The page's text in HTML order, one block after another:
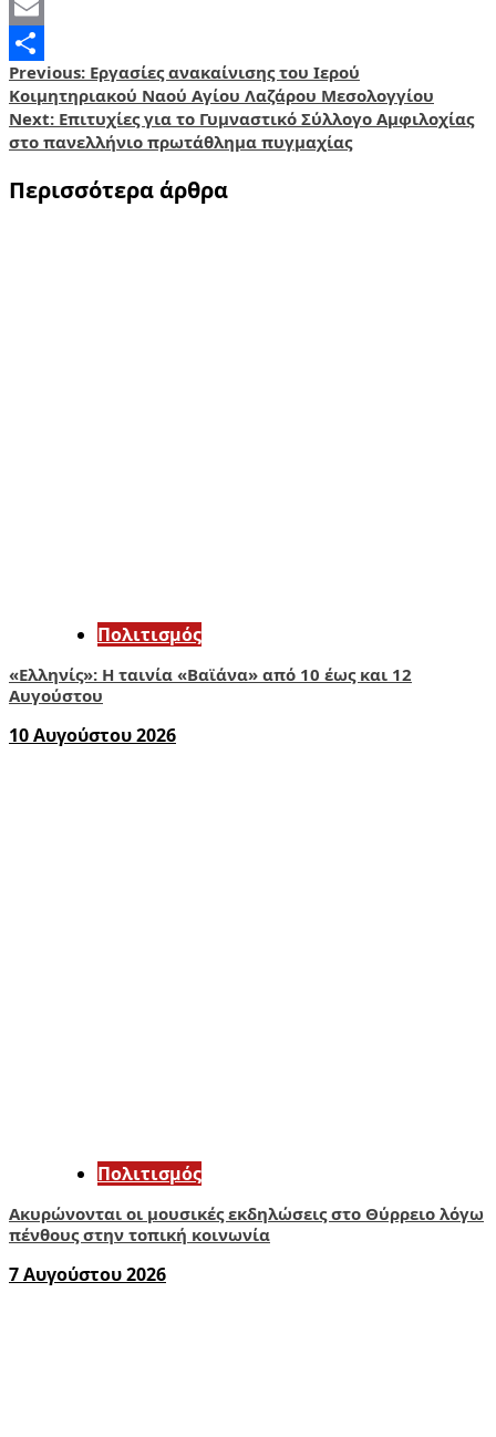
X
Email
Share
Post
navigation
Previous: Εργασίες ανακαίνισης του Ιερού
Κοιμητηριακού Ναού Αγίου Λαζάρου Μεσολογγίου
Next: Επιτυχίες για το Γυμναστικό Σύλλογο Αμφιλοχίας
στο πανελλήνιο πρωτάθλημα πυγμαχίας
Περισσότερα άρθρα
Πολιτισμός
«Ελληνίς»: Η ταινία «Βαϊάνα» από 10 έως και 12
Αυγούστου
10 Αυγούστου 2026
Πολιτισμός
Ακυρώνονται οι μουσικές εκδηλώσεις στο Θύρρειο λόγω
πένθους στην τοπική κοινωνία
7 Αυγούστου 2026